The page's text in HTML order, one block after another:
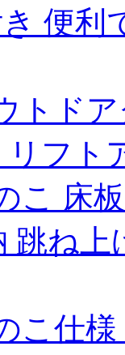
便利
トド
フト
こ 床
跳ね
こ仕